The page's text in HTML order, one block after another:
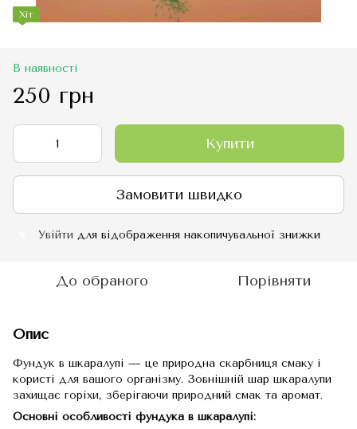
Хіт
В наявності
250 грн
Купити
Замовити швидко
Увійти для відображення накопичувальної знижки
До обраного Порівняти
Опис
Фундук в шкаралупі — це природна скарбниця смаку і
користі для вашого організму. Зовнішній шар шкаралупи
захищає горіхи, зберігаючи природний смак та аромат.
Основні особливості фундука в шкаралупі: